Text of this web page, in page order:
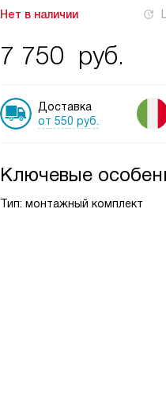
Нет в наличии
7 750 руб.
Доставка
от 550 руб.
Ключевые
Тип: монтажный комплект